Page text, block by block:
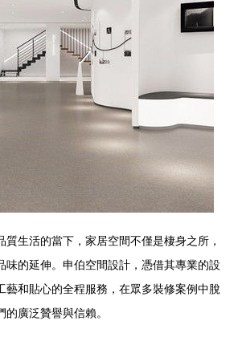
質生活的當下，家居空間不僅是棲身之所，
味的延伸。申伯空間設計，憑借其專業的設
藝和貼心的全程服務，在眾多裝修案例中脫
廣泛贊譽與信賴。